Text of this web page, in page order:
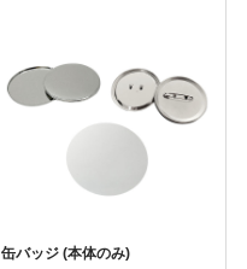
缶バッジ (本体のみ)